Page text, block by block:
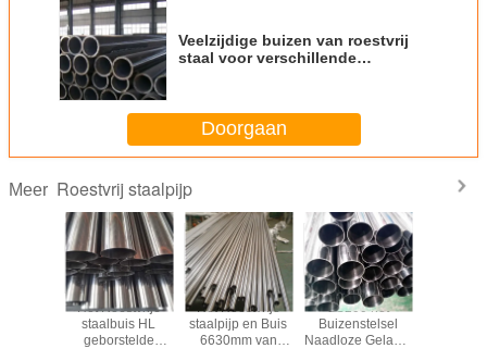
Veelzijdige buizen van roestvrij
staal voor verschillende
Doorgaan
Meer Roestvrij staalpijp
Het Roestvrije
staalbuis HL
geborstelde
Het Roestvrije
staalpijp en Buis
6630mm van
SS200 het
Buizenstelsel
Naadloze Gelaste